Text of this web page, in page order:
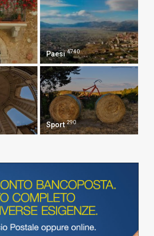
Paesi 4740
Sport 290